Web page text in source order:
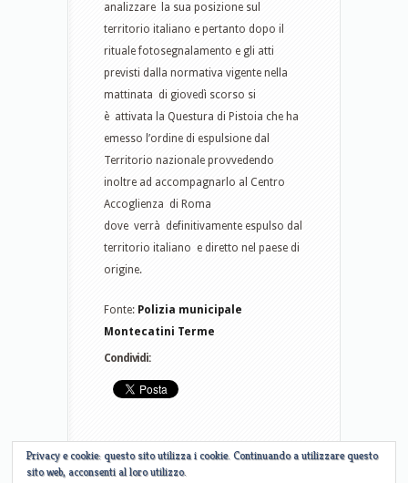
analizzare la sua posizione sul
territorio italiano e pertanto dopo il
rituale fotosegnalamento e gli atti
previsti dalla normativa vigente nella
mattinata di giovedì scorso si
è attivata la Questura di Pistoia che ha
emesso l’ordine di espulsione dal
Territorio nazionale provvedendo
inoltre ad accompagnarlo al Centro
Accoglienza di Roma
dove verrà definitivamente espulso dal
territorio italiano e diretto nel paese di
origine.
Fonte: Polizia municipale
Montecatini Terme
Condividi:
Privacy e cookie: questo sito utilizza i cookie. Continuando a utilizzare questo
sito web, acconsenti al loro utilizzo.